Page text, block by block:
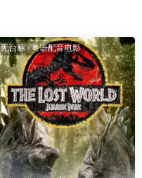
无台标·粤语配音电影